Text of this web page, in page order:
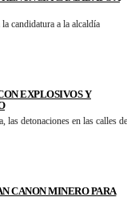
candidatura a la alcaldía
EXPLOSIVOS Y
las detonaciones en las calles de
CANON MINERO PARA